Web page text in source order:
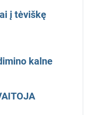
į tėviškę
kalne